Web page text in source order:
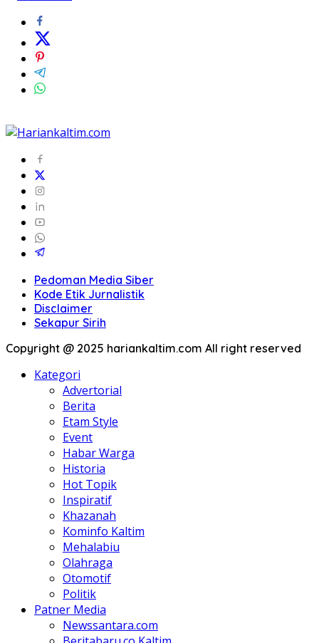
Pedoman Media Siber
Kode Etik Jurnalistik
Disclaimer
Sekapur Sirih
Copyright @ 2025 hariankaltim.com All right reserved
Kategori
Advertorial
Berita
Etam Style
Event
Habar Warga
Historia
Hot Topik
Inspiratif
Khazanah
Kominfo Kaltim
Mehalabiu
Olahraga
Otomotif
Politik
Patner Media
Newssantara.com